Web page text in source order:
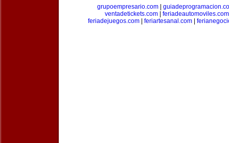
grupoempresario.com|
ventadetickets.com| feriadeautomoviles.com
feriadejuegos.com| feriartesanal.com|